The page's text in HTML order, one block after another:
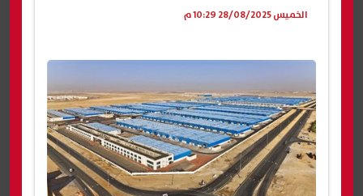
الخميس 28/08/2025 10:29 م